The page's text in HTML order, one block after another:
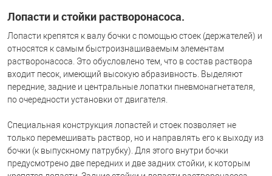
Лопасти и стойки растворонасоса.
Лопасти крепятся к валу бочки с помощью стоек (держателей) и
относятся к самым быстроизнашиваемым элементам
растворонасоса. Это обусловлено тем, что в состав раствора
входит песок, имеющий высокую абразивность. Выделяют
передние, задние и центральные лопатки пневмонагнетателя,
по очередности установки от двигателя.
Специальная конструкция лопастей и стоек позволяет не
только перемешивать раствор, но и направлять его к выходу из
бочки (к выпускному патрубку). Для этого внутри бочки
предусмотрено две передних и две задних стойки, к которым